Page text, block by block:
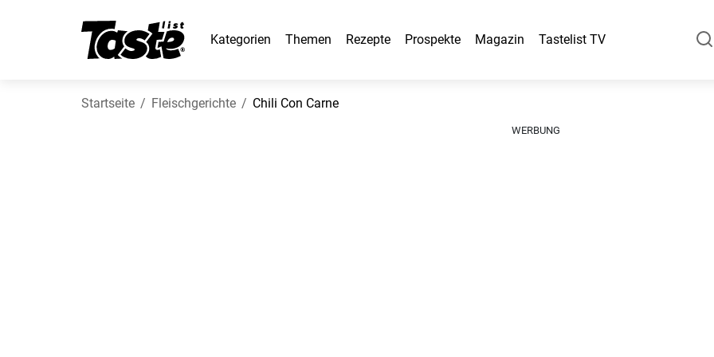
Kategorien Themen Rezepte Prospekte Magazin Tastelist TV
Startseite Fleischgerichte Chili Con Carne
WERBUNG